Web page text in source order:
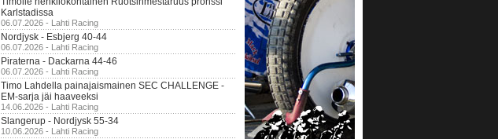
Karlstadissa
06.07.2026 - Lahti Racing
Nordjysk - Esbjerg 40-44
06.07.2026 - Lahti Racing
Piraterna - Dackarna 44-46
06.07.2026 - Lahti Racing
Timo Lahdella painajaismainen SEC CHALLENGE -
EM-sarja jäi haaveeksi
14.06.2026 - Lahti Racing
Slangerup - Nordjysk 55-34
10.06.2026 - Lahti Racing